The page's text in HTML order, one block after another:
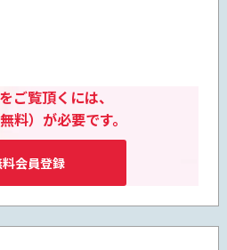
ご覧頂くには、
料）が必要です。
会員登録